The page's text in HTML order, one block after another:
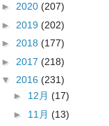
► 2020 (207)
► 2019 (202)
► 2018 (177)
► 2017 (218)
▼ 2016 (231)
► 12月 (17)
► 11月 (13)